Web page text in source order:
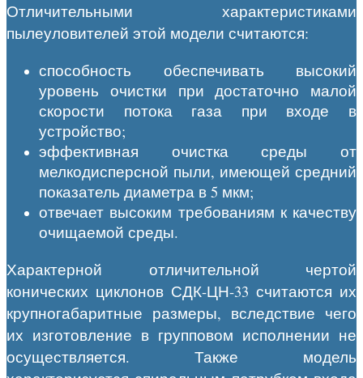
Отличительными характеристиками
пылеуловителей этой модели считаются:
способность обеспечивать высокий
уровень очистки при достаточно малой
скорости потока газа при входе в
устройство;
эффективная очистка среды от
мелкодисперсной пыли, имеющей средний
показатель диаметра в 5 мкм;
отвечает высоким требованиям к качеству
очищаемой среды.
Характерной отличительной чертой
конических циклонов СДК-ЦН-33 считаются их
крупногабаритные размеры, вследствие чего
их изготовление в групповом исполнении не
осуществляется. Также модель